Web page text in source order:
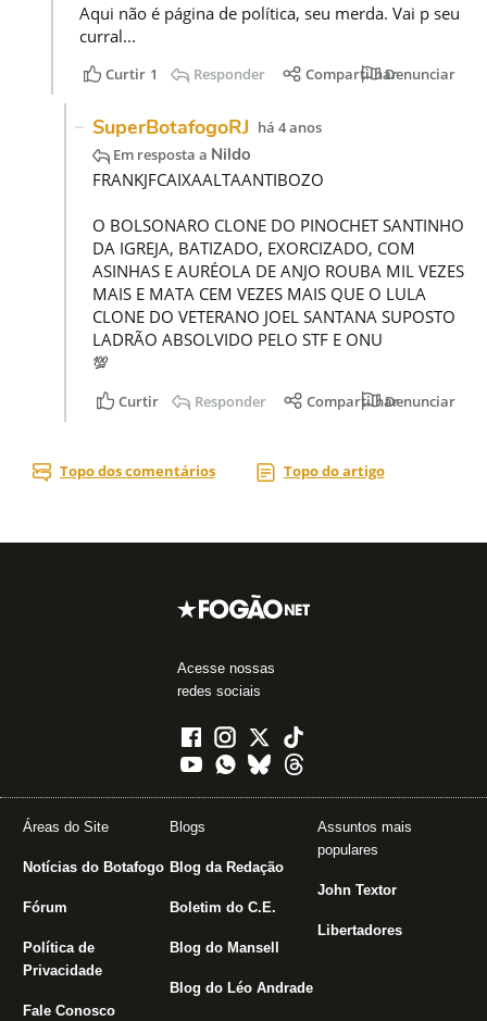
Acesse nossas
redes sociais
Áreas do Site
Notícias do Botafogo
Fórum
Política de
Privacidade
Fale Conosco
Blogs
Blog da Redação
Boletim do C.E.
Blog do Mansell
Blog do Léo Andrade
Assuntos mais
populares
John Textor
Libertadores